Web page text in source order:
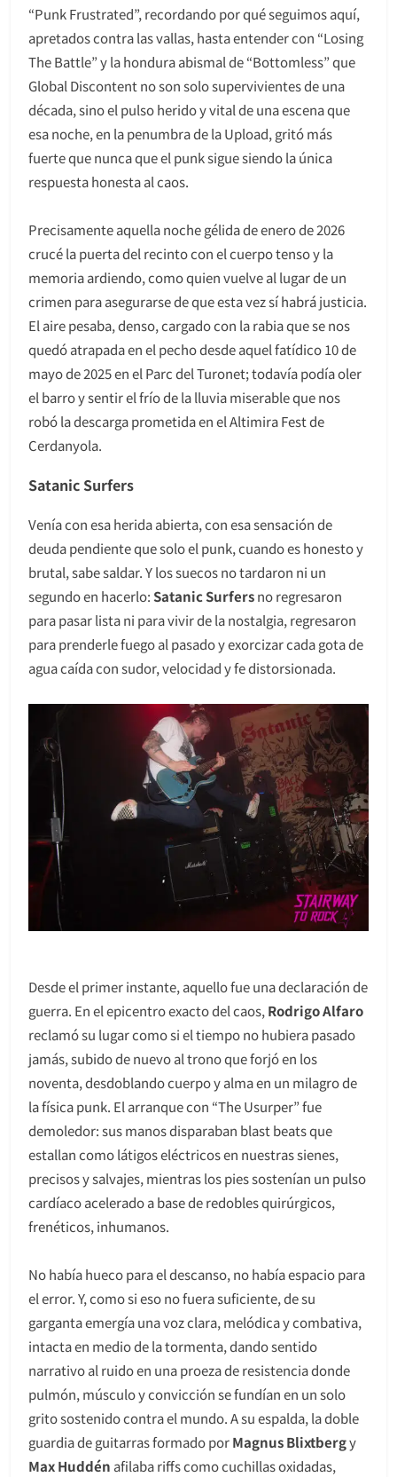
“Punk Frustrated”, recordando por qué seguimos aquí,
apretados contra las vallas, hasta entender con “Losing
The Battle” y la hondura abismal de “Bottomless” que
Global Discontent no son solo supervivientes de una
década, sino el pulso herido y vital de una escena que
esa noche, en la penumbra de la Upload, gritó más
fuerte que nunca que el punk sigue siendo la única
respuesta honesta al caos.
Precisamente aquella noche gélida de enero de 2026
crucé la puerta del recinto con el cuerpo tenso y la
memoria ardiendo, como quien vuelve al lugar de un
crimen para asegurarse de que esta vez sí habrá justicia.
El aire pesaba, denso, cargado con la rabia que se nos
quedó atrapada en el pecho desde aquel fatídico 10 de
mayo de 2025 en el Parc del Turonet; todavía podía oler
el barro y sentir el frío de la lluvia miserable que nos
robó la descarga prometida en el Altimira Fest de
Cerdanyola.
Satanic Surfers
Venía con esa herida abierta, con esa sensación de
deuda pendiente que solo el punk, cuando es honesto y
brutal, sabe saldar. Y los suecos no tardaron ni un
segundo en hacerlo:Satanic Surfersno regresaron
para pasar lista ni para vivir de la nostalgia, regresaron
para prenderle fuego al pasado y exorcizar cada gota de
agua caída con sudor, velocidad y fe distorsionada.
Desde el primer instante, aquello fue una declaración de
guerra. En el epicentro exacto del caos, Rodrigo Alfaro
reclamó su lugar como si el tiempo no hubiera pasado
jamás, subido de nuevo al trono que forjó en los
noventa, desdoblando cuerpo y alma en un milagro de
la física punk. El arranque con “The Usurper” fue
demoledor: sus manos disparaban blast beats que
estallan como látigos eléctricos en nuestras sienes,
precisos y salvajes, mientras los pies sostenían un pulso
cardíaco acelerado a base de redobles quirúrgicos,
frenéticos, inhumanos.
No había hueco para el descanso, no había espacio para
el error. Y, como si eso no fuera suficiente, de su
garganta emergía una voz clara, melódica y combativa,
intacta en medio de la tormenta, dando sentido
narrativo al ruido en una proeza de resistencia donde
pulmón, músculo y convicción se fundían en un solo
grito sostenido contra el mundo. A su espalda, la doble
guardia de guitarras formado porMagnus Blixtbergy
Max Huddén afilaba riffs como cuchillas oxidadas,